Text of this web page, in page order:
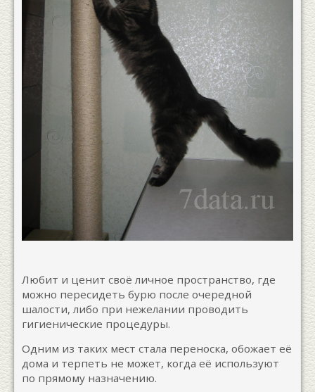
Любит и ценит своё личное пространство, где
можно пересидеть бурю после очередной
шалости, либо при нежелании проводить
гигиенические процедуры.
Одним из таких мест стала переноска, обожает её
дома и терпеть не может, когда её используют
по прямому назначению.